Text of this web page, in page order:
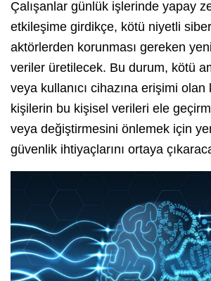
Çalışanlar günlük işlerinde yapay
etkileşime girdikçe, kötü niyetli
aktörlerden korunması gereken
veriler üretilecek. Bu durum, kötü
veya kullanıcı cihazına erişimi olan
kişilerin bu kişisel verileri ele
veya değiştirmesini önlemek için
güvenlik ihtiyaçlarını ortaya